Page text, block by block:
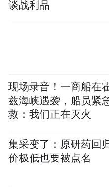
条件燃油乘用车新车
旧车的注册登记时间
①若参与申领补贴
车，则其注册登记
（含当日，下同）之
谈战利品
现场录音！一商船在
兹海峡遇袭，船员紧
救：我们正在灭火
集采变了：原研药回
价极低也要被点名